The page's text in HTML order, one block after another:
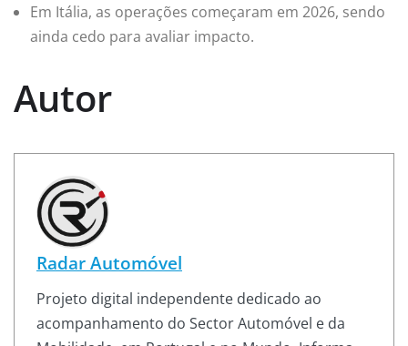
Em Itália, as operações começaram em 2026, sendo
ainda cedo para avaliar impacto.
Autor
Radar Automóvel
Projeto digital independente dedicado ao
acompanhamento do Sector Automóvel e da